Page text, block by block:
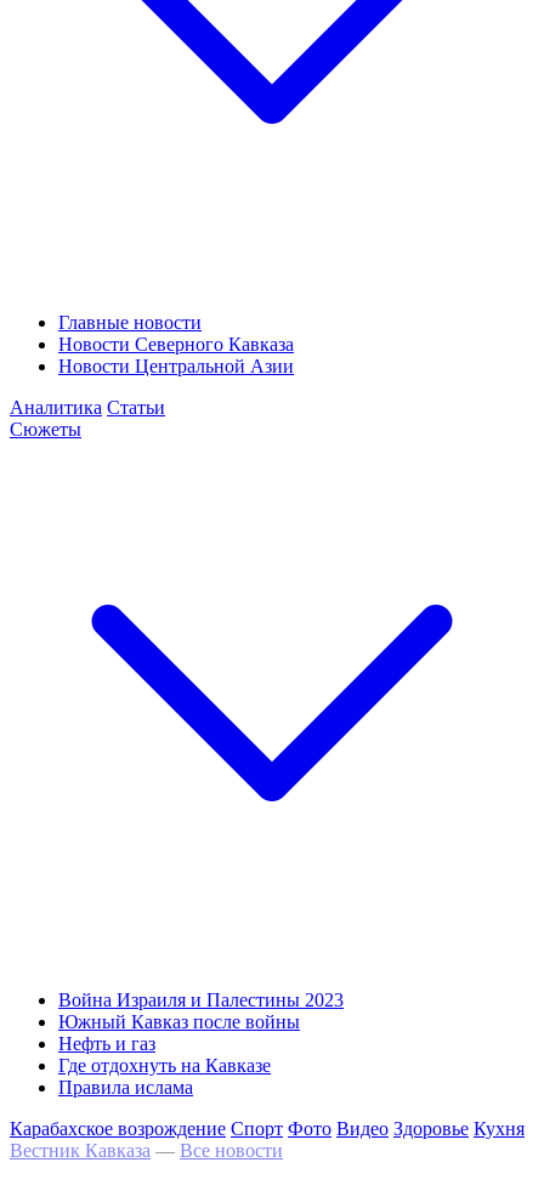
Главные новости
Новости Северного Кавказа
Новости Центральной Азии
Аналитика Статьи
Сюжеты
Война Израиля и Палестины 2023
Южный Кавказ после войны
Нефть и газ
Где отдохнуть на Кавказе
Правила ислама
Карабахское возрождение Спорт Фото Видео Здоровье Кухня
Вестник Кавказа — Все новости